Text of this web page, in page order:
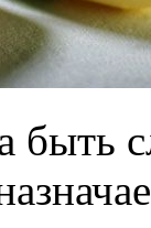
быть